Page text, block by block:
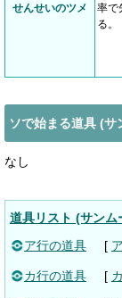
せんせいのツメ
率で
る。
ソで始まる道具 (サ
なし
道具リスト (サンム
ア行の道具
[ ア
カ行の道具 [ カ